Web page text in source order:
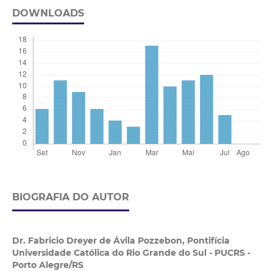
DOWNLOADS
BIOGRAFIA DO AUTOR
Dr. Fabricio Dreyer de Ávila Pozzebon, Pontifícia
Universidade Católica do Rio Grande do Sul - PUCRS -
Porto Alegre/RS